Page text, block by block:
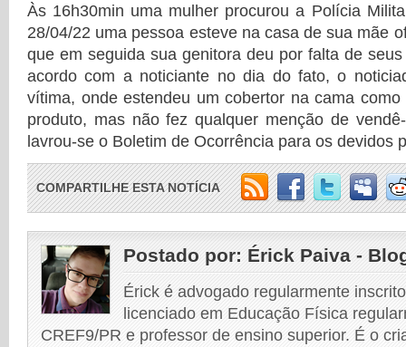
Às 16h30min uma mulher procurou a Polícia
28/04/22 uma pessoa esteve na casa de sua mãe
que em seguida sua genitora deu por falta de
acordo com a noticiante no dia do fato, o
vítima, onde estendeu um cobertor na cama
produto, mas não fez qualquer menção de
lavrou-se o Boletim de Ocorrência para os devidos
COMPARTILHE ESTA NOTÍCIA
Postado por: Érick Paiva -
Érick é advogado regularmente
licenciado em Educação Física
CREF9/PR e professor de ensino superior. É o